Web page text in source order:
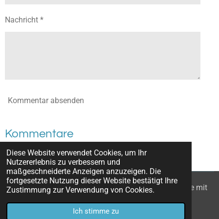
Diese Website verwendet Cookies, um Ihr
Nutzererlebnis zu verbessern und
maßgeschneiderte Anzeigen anzuzeigen. Die
fortgesetzte Nutzung dieser Website bestätigt Ihre
Zustimmung zur Verwendung von Cookies.
Ich stimme zu
Nachricht *
Kommentar absenden
Kommentare
Es gibt noch keine Kommentare.
© 2022 - 2026 Wanderzwerge_Bodensee: Ausflugsziele mit
Webador